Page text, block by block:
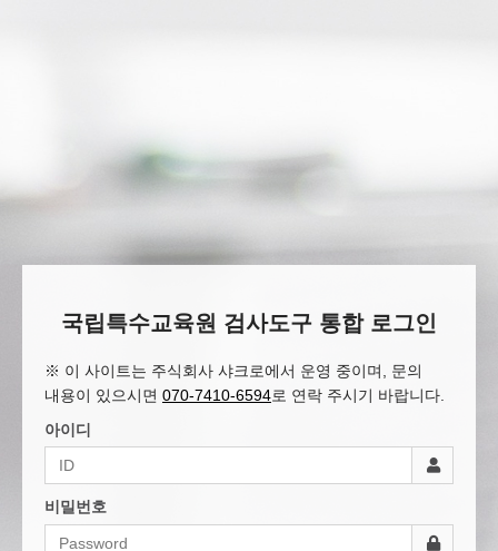
국립특수교육원 검사도구 통합 로그인
※ 이 사이트는 주식회사 샤크로에서 운영 중이며, 문의
내용이 있으시면 070-7410-6594로 연락 주시기 바랍니다.
아이디
비밀번호